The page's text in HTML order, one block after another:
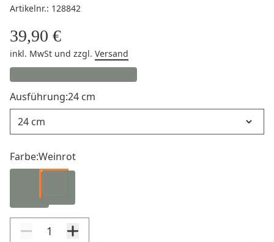
Artikelnr.: 128842
39,90 €
inkl. MwSt und zzgl. Versand
Ausführung:24 cm
Farbe:Weinrot